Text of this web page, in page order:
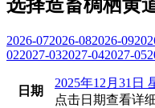
选择造畜椆栖黄
2026-072026-082026-09
022027-032027-042027-05
日期
2025年12月31日
点击日期查看详